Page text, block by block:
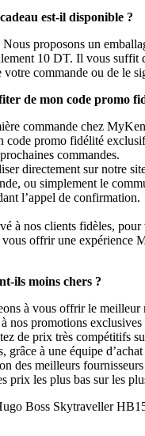
est-il disponible ?
proposons un
10 DT. Il vous suffit
commande ou de le
de mon code promo
commande chez
code promo fidélité
commandes.
directement sur notre
ou simplement le
l’appel de confirmation.
à nos clients fidèles, pour
offrir une expérience
ils moins chers ?
à vous offrir le
nos promotions exclusives
de prix très compétitifs
grâce à une équipe
des meilleurs
prix les plus bas sur les
Boss Skytraveller